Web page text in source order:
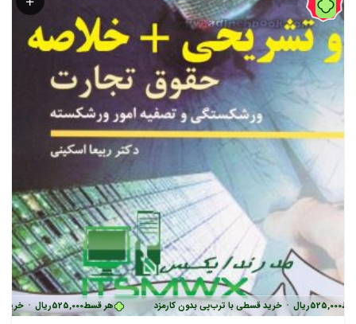
هر قسط525,000ریال • خرید 525,000ریال • خرید قسطی با ترب‌پی بدون کارمزد